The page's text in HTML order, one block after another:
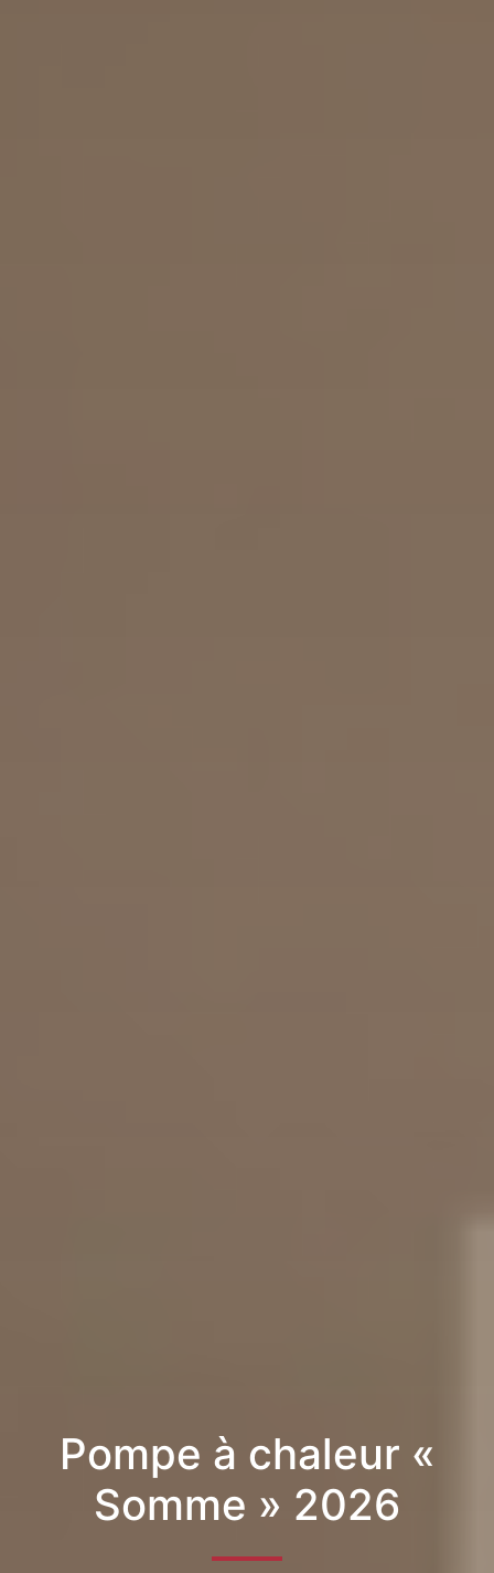
Pompe à chaleur «
Somme » 2026